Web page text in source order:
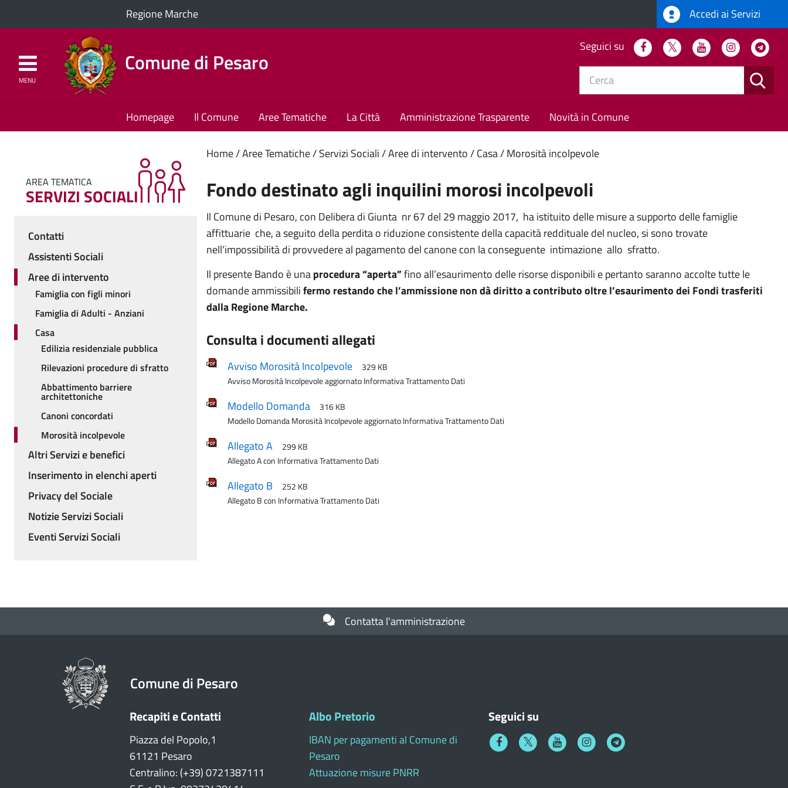
Regione Marche Accedi ai Servizi
Comune di Pesaro
Seguici su FacebookTwitter Youtube Instagram
MENU
Homepage Il Comune Aree Tematiche La Città Amministrazione Trasparente Novità in Comune
Contenuto
principale
Home Aree Tematiche Servizi Sociali Aree di intervento Casa Morosità incolpevole
Fondo destinato agli inquilini morosi incolpevoli
Il Comune di Pesaro, con Delibera di Giunta nr 67 del 29 maggio 2017, ha istituito delle misure a supporto delle famiglie
affittuarie che, a seguito della perdita o riduzione consistente della capacità reddituale del nucleo, si sono trovate
nell'impossibilità di provvedere al pagamento del canone con la conseguente intimazione allo sfratto.
Il presente Bando è unaprocedura “aperta”fino all’esaurimento delle risorse disponibili e pertanto saranno accolte tutte le
domande ammissibilifermo restando che l’ammissione non dà diritto a contributo oltre l’esaurimento dei Fondi trasferiti
dalla Regione Marche.
Consulta i documenti allegati
Avviso Morosità Incolpevole
329 KB
Avviso Morosità Incolpevole aggiornato Informativa Trattamento Dati
Modello Domanda
316 KB
Modello Domanda Morosità Incolpevole aggiornato Informativa Trattamento Dati
Allegato A
299 KB
Allegato A con Informativa Trattamento Dati
Allegato B
252 KB
Allegato B con Informativa Trattamento Dati
AREA TEMATICA
SERVIZI SOCIALI
Menu
Contatti
Assistenti Sociali
Aree di intervento
Famiglia con figli minori
Famiglia di Adulti - Anziani
Casa
Edilizia residenziale pubblica
Rilevazioni procedure di sfratto
Abbattimento barriere
architettoniche
Canoni concordati
Morosità incolpevole
Altri Servizi e benefici
Inserimento in elenchi aperti
Privacy del Sociale
Notizie Servizi Sociali
Eventi Servizi Sociali
Contatta l'amministrazione
Comune di Pesaro
Recapiti e Contatti
Piazza del Popolo,1
61121 Pesaro
Centralino: (+39) 0721387111
Albo Pretorio
IBAN per pagamenti al Comune di
Pesaro
Attuazione misure PNRR
Seguici su
FacebookTwitter YoutubeInstagramTelegram